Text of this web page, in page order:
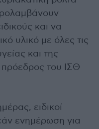
και να
υλικό με όλες τις
και της
πρόεδρος του ΙΣΘ
ειδικοί
ενημέρωση για